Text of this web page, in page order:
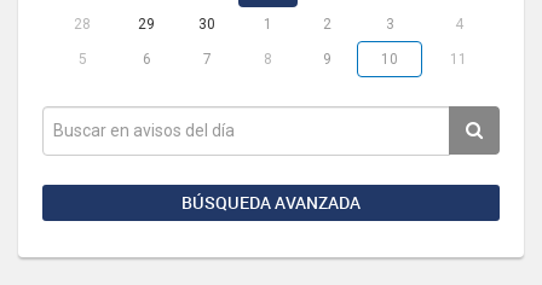
28
29 30 1 2 3 4
5 6 7 8 9 10 11
BÚSQUEDA AVANZADA